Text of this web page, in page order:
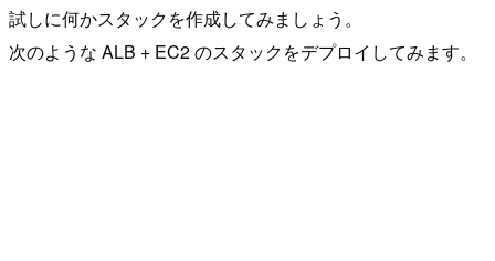
試しに何かスタックを作成してみましょう。
次のような ALB + EC2 のスタックをデプロイしてみます。